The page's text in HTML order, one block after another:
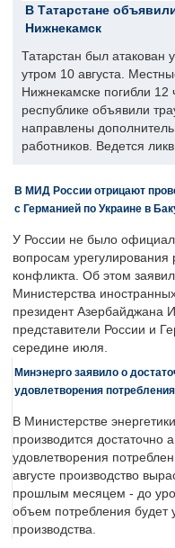
В Татарстане
Нижнекамск
Татарстан был атакован
утром 10 августа.
Нижнекамске погибли
республике объявили
направлены
работников. Ведется
В МИД России отрицают
с Германией по Украине в
У России не было
вопросам урегулирования
конфликта. Об этом
Министерства
президент Азербайджана
представители России и
середине июля.
Минэнерго заявило о
удовлетворения потребления
В Министерстве
производится достаточно
удовлетворения
августе производство
прошлым месяцем - до
объем потребления будет
производства.